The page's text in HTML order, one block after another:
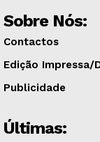
Sobre Nós:
Contactos
Edição Impressa/
Publicidade
Últimas: